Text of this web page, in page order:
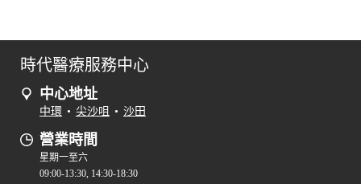
時代醫療服務中心
中心地址
中環 • 尖沙咀 • 沙田
營業時間
星期一至六
09:00-13:30, 14:30-18:30